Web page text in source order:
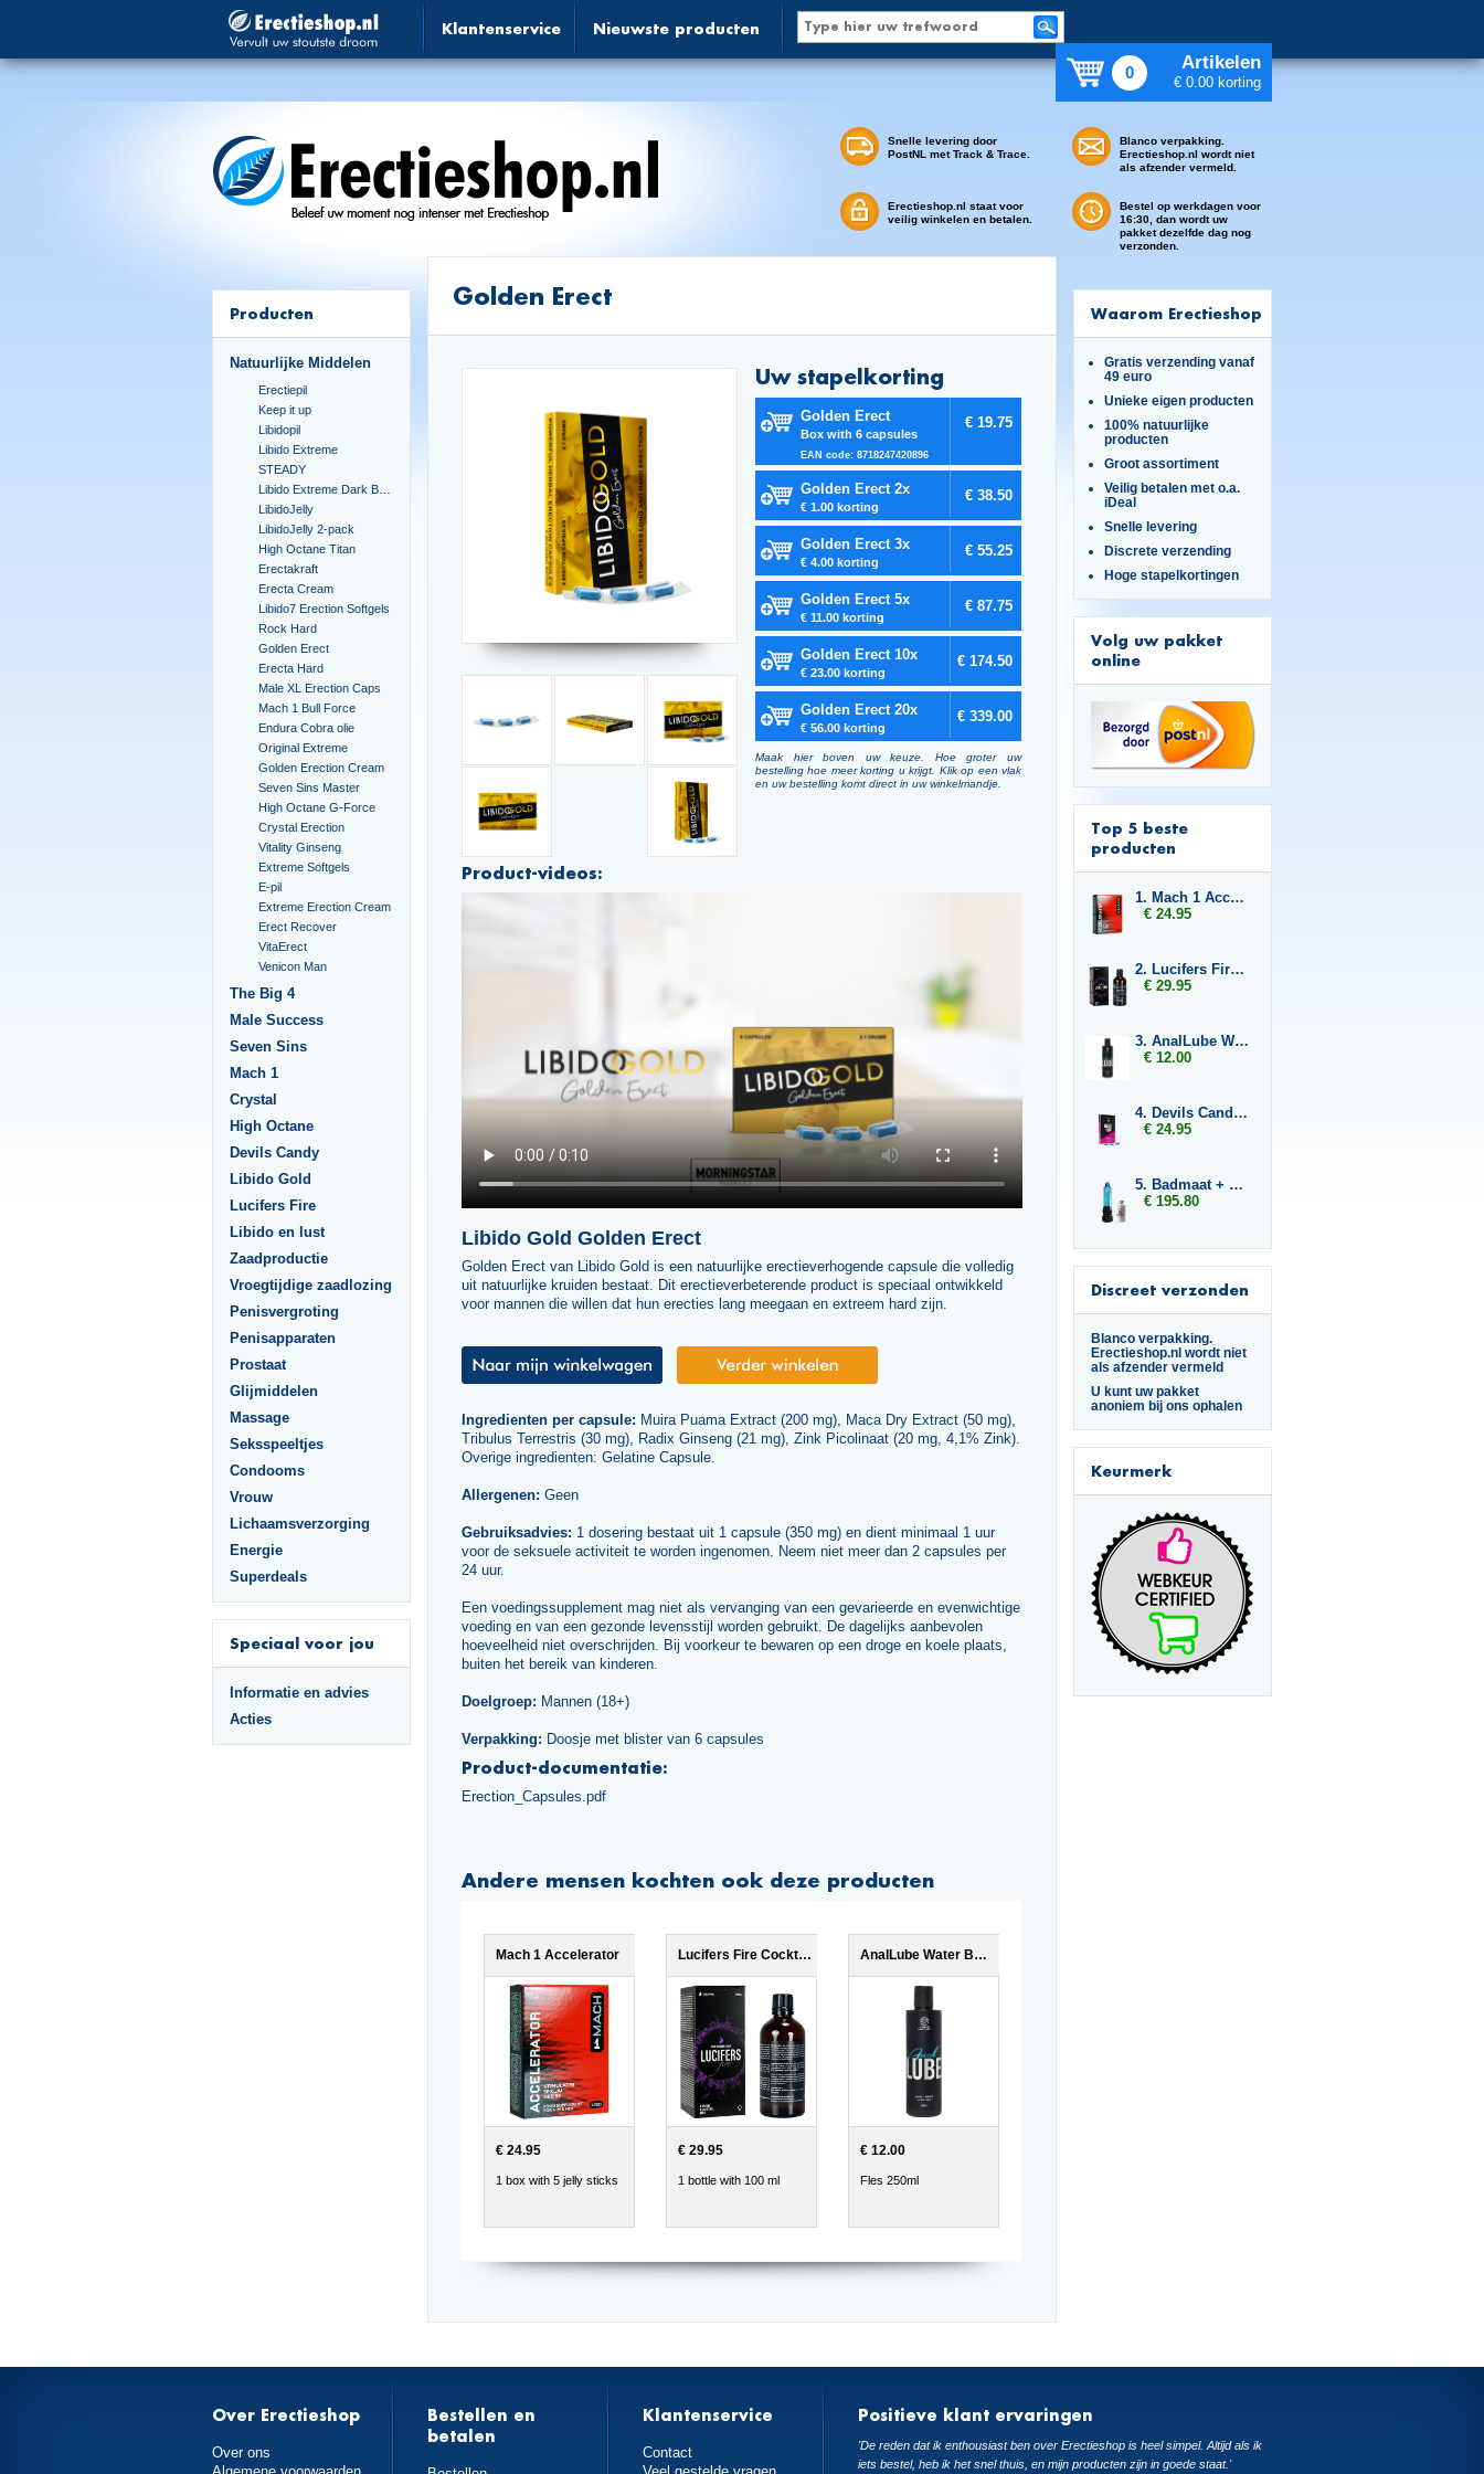
Klantenservice Nieuwste producten
0 Artikelen
€ 0.00 korting
Snelle levering door
PostNL met Track & Trace.
Erectieshop.nl staat voor
veilig winkelen en betalen.
Blanco verpakking.
Erectieshop.nl wordt niet
als afzender vermeld.
Bestel op werkdagen voor
16:30, dan wordt uw
pakket dezelfde dag nog
verzonden.
Producten
Natuurlijke Middelen
Erectiepil
Keep it up
Libidopil
Libido Extreme
STEADY
LibidoJelly
LibidoJelly 2-pack
High Octane Titan
Erectakraft
Erecta Cream
Libido7 Erection Softgels
Rock Hard
Golden Erect
Erecta Hard
Male XL Erection Caps
Mach 1 Bull Force
Endura Cobra olie
Original Extreme
Golden Erection Cream
Seven Sins Master
High Octane G-Force
Crystal Erection
Vitality Ginseng
Extreme Softgels
E-pil
Extreme Erection Cream
Erect Recover
VitaErect
Venicon Man
The Big 4
Male Success
Seven Sins
Mach 1
Crystal
High Octane
Devils Candy
Libido Gold
Lucifers Fire
Libido en lust
Zaadproductie
Vroegtijdige zaadlozing
Penisvergroting
Penisapparaten
Prostaat
Glijmiddelen
Massage
Seksspeeltjes
Condooms
Vrouw
Lichaamsverzorging
Energie
Superdeals
Speciaal voor jou
Informatie en advies
Acties
Golden Erect
Uw stapelkorting
Golden Erect
Box with 6 capsules
EAN code: 8718247420896
€ 19.75
Golden Erect 2x
€ 1.00 korting
€ 38.50
Golden Erect 3x
€ 4.00 korting
€ 55.25
Golden Erect 5x
€ 11.00 korting
€ 87.75
Golden Erect 10x
€ 23.00 korting
€ 174.50
Golden Erect 20x
€ 56.00 korting
€ 339.00
Maak hier boven uw keuze. Hoe groter uw
bestelling hoe meer korting u krijgt. Klik op een vlak
en uw bestelling komt direct in uw winkelmandje.
Product-videos:
Libido Gold Golden Erect
Golden Erect van Libido Gold is een natuurlijke erectieverhogende capsule die volledig
uit natuurlijke kruiden bestaat. Dit erectieverbeterende product is speciaal ontwikkeld
voor mannen die willen dat hun erecties lang meegaan en extreem hard zijn.
Ingredienten per capsule: Muira Puama Extract (200 mg), Maca Dry Extract (50 mg),
Tribulus Terrestris (30 mg), Radix Ginseng (21 mg), Zink Picolinaat (20 mg, 4,1% Zink).
Overige ingredienten: Gelatine Capsule.
Allergenen: Geen
Gebruiksadvies: 1 dosering bestaat uit 1 capsule (350 mg) en dient minimaal 1 uur
voor de seksuele activiteit te worden ingenomen. Neem niet meer dan 2 capsules per
24 uur.
Een voedingssupplement mag niet als vervanging van een gevarieerde en evenwichtige
voeding en van een gezonde levensstijl worden gebruikt. De dagelijks aanbevolen
hoeveelheid niet overschrijden. Bij voorkeur te bewaren op een droge en koele plaats,
buiten het bereik van kinderen.
Doelgroep: Mannen (18+)
Verpakking: Doosje met blister van 6 capsules
Product-documentatie:
Erection_Capsules.pdf
Andere mensen kochten ook deze producten
Mach 1 Accelerator
€ 24.95
1 box with 5 jelly sticks
Lucifers Fire Cocktail Mix
€ 29.95
1 bottle with 100 ml
AnalLube Water Based 250ml
€ 12.00
Fles 250ml
Waarom Erectieshop
Gratis verzending vanaf
49 euro
Unieke eigen producten
100% natuurlijke
producten
Groot assortiment
Veilig betalen met o.a.
iDeal
Snelle levering
Discrete verzending
Hoge stapelkortingen
Volg uw pakket
online
Top 5 beste
producten
1. Mach 1 Accelerator
€ 24.95
2. Lucifers Fire Cocktail Mix
€ 29.95
3. AnalLube Water Based 250ml
€ 12.00
4. Devils Candy Erecta Hard
€ 24.95
5. Badmaat + 3x Libido7
€ 195.80
Discreet verzonden
Blanco verpakking.
Erectieshop.nl wordt niet
als afzender vermeld
U kunt uw pakket
anoniem bij ons ophalen
Keurmerk
Over Erectieshop
Over ons
Bestellen en
betalen
Klantenservice
Contact
Positieve klant ervaringen
'De reden dat ik enthousiast ben over Erectieshop is heel simpel. Altijd als ik
iets bestel, heb ik het snel thuis, en mijn producten zijn in goede staat.'